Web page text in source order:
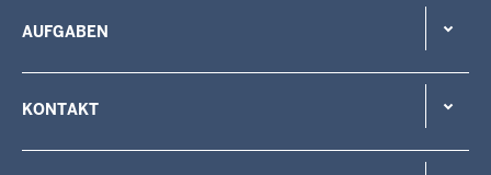
AUFGABEN
KONTAKT